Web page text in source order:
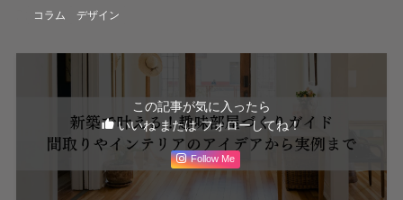
コラム デザイン
この記事が気に入ったら
いいね または フォローしてね！
Follow Me